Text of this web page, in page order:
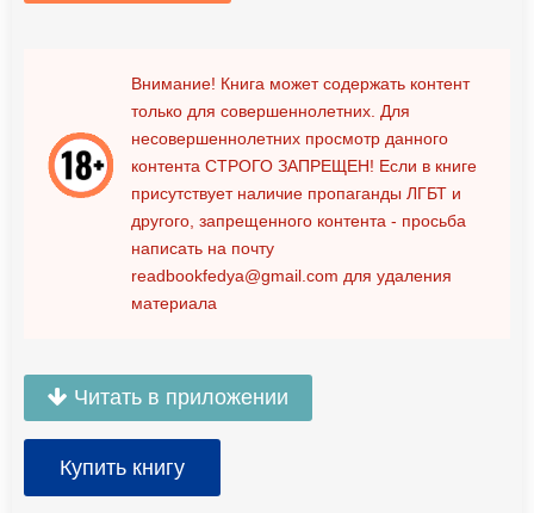
Внимание! Книга может содержать контент
только для совершеннолетних. Для
несовершеннолетних просмотр данного
контента СТРОГО ЗАПРЕЩЕН! Если в книге
присутствует наличие пропаганды ЛГБТ и
другого, запрещенного контента - просьба
написать на почту
readbookfedya@gmail.com для удаления
материала
Читать в приложении
Купить книгу